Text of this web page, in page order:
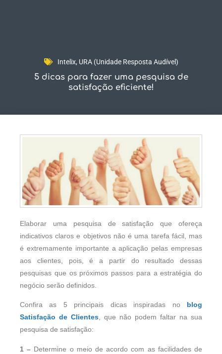
Intelix, URA (Unidade Resposta Audível)
5 dicas para fazer uma pesquisa de
satisfação eficiente!
Elaborar uma pesquisa de satisfação que ofereça
indicativos claros e objetivos não é uma tarefa fácil, mas
é extremamente importante a aplicação pelas empresas
aos clientes, pois, é a partir do resultado dessas
pesquisas que os próximos passos para a estratégia do
negócio serão definidos.
Confira as 5 principais dicas inspiradas no
blog
Satisfação de Clientes, que não podem faltar na sua
pesquisa de satisfação:
1 – Determine o meio de acordo com as facilidades de